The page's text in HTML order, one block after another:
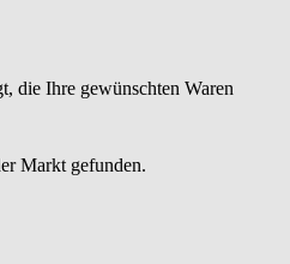
die Ihre gewünschten Waren
Markt gefunden.